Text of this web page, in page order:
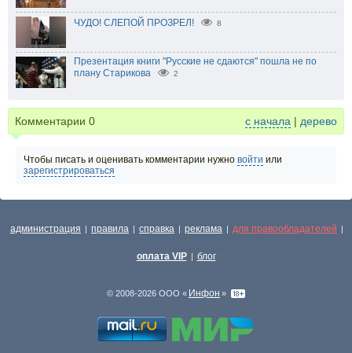
ЧУДО! СЛЕПОЙ ПРОЗРЕЛ! 8
Презентация книги "Русские не сдаются" пошла не по
плану Старикова
2
Комментарии 0 с начала | дерево
Чтобы писать и оценивать комментарии нужно войти или
зарегистрироваться
администрация | правила | справка | реклама | для правообладателей |
оплата VIP | блог
© 2008-2026 ООО « Инфон »